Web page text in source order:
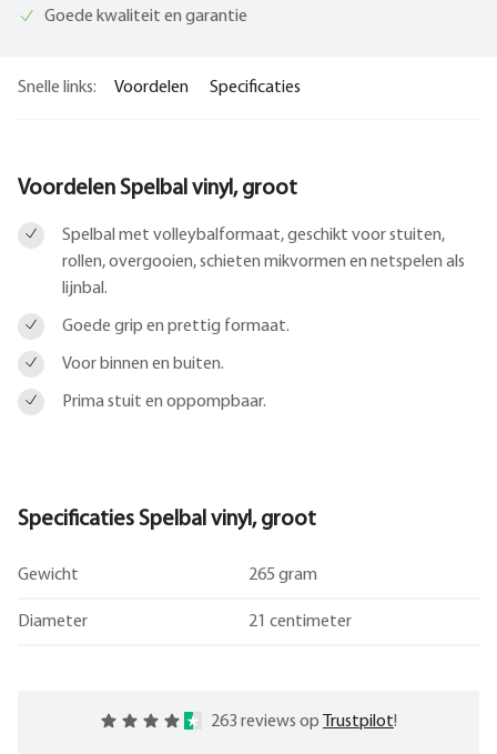
Goede kwaliteit en garantie
Snelle links: Voordelen Specificaties
Voordelen Spelbal vinyl, groot
Spelbal met volleybalformaat, geschikt voor stuiten,
rollen, overgooien, schieten mikvormen en netspelen als
lijnbal.
Goede grip en prettig formaat.
Voor binnen en buiten.
Prima stuit en oppompbaar.
Specificaties Spelbal vinyl, groot
Gewicht 265 gram
Diameter 21 centimeter
263 reviews op Trustpilot!